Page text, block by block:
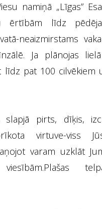
namiņā „Līgas”
ērtībām līdz
neaizmirstams
Ja plānojas
līdz pat 100 cilvēkiem
slapjā pirts, dīķis,
virtuve-viss
varam uzklāt